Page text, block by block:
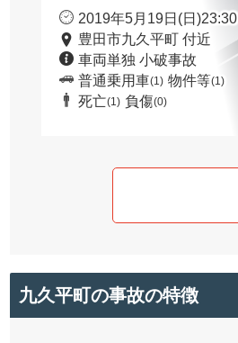
2019年5月19日(日)23:30
豊田市九久平町 付近
車両単独 小破事故
普通乗用車(1) 物件等(1)
死亡(1) 負傷(0)
九久平町の事故の特徴